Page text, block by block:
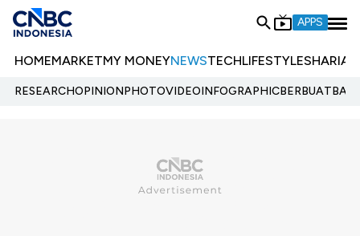
APPS
HOMEMARKETMY MONEYNEWSTECHLIFESTYLESHARIA
RESEARCHOPINIONPHOTOVIDEOINFOGRAPHIC